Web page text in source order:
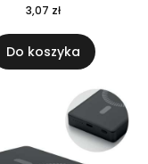
3,07 zł
Do koszyka